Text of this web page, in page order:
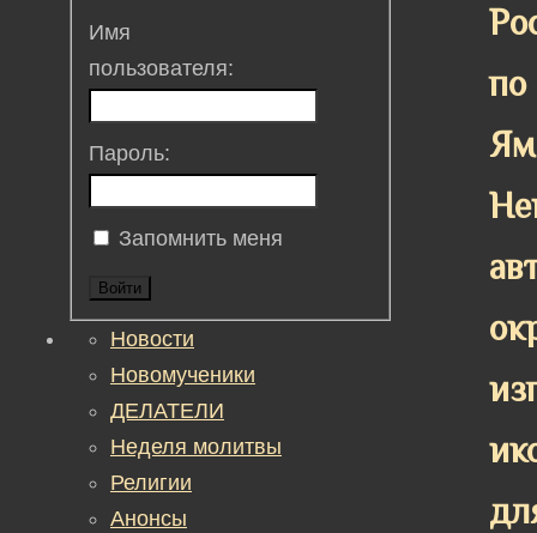
по
Имя
пользователя:
Пароль:
Запомнить меня
Войти
Новости
Новомученики
ДЕЛАТЕЛИ
Неделя молитвы
Религии
Анонсы